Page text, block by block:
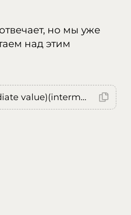
но мы уже
над этим
Error: (intermediate value)(intermediate value)(intermediate value).replaceAll is not a function